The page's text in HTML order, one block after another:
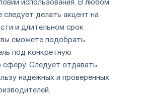
использования. В любом
следует делать акцент на
и длительном срок
вы сможете подобрать
под конкретную
сферу. Следует отдавать
надежных и проверенных